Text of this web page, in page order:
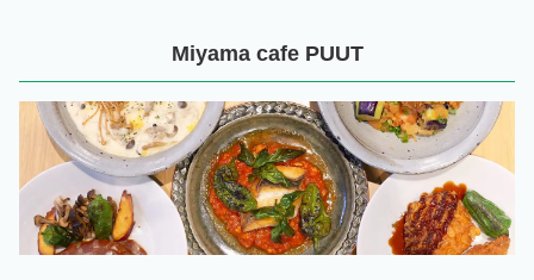
Miyama cafe PUUT